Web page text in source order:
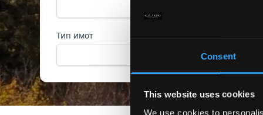
Consent
This website uses cookies
We use cookies to
Тип имот